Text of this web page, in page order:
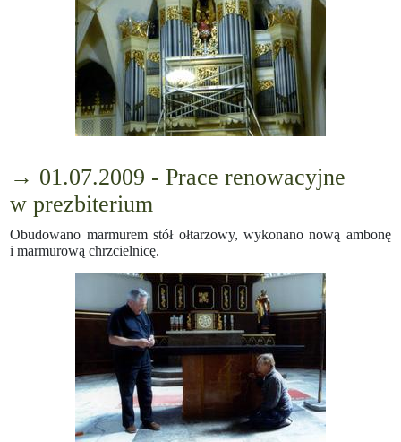
→ 01.07.2009 - Prace renowacyjne
w prezbiterium
Obudowano marmurem stół ołtarzowy, wykonano nową ambonę
i marmurową chrzcielnicę.